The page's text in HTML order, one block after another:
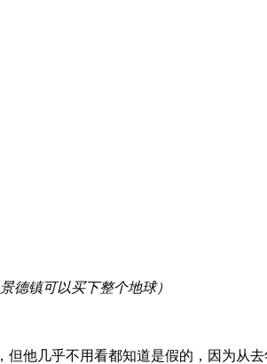
德镇可以买下整个地球）
他几乎不用看都知道是假的，因为从